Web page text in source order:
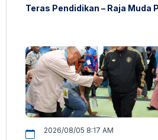
Teras Pendidikan – Raja Muda
2026/08/05 8:17 AM